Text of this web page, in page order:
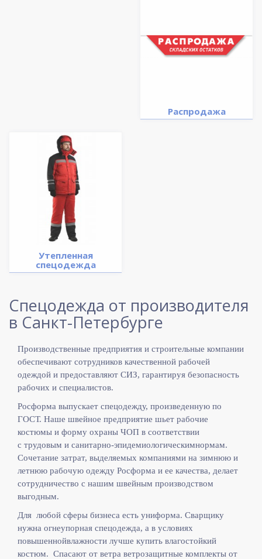
Распродажа
Утепленная
спецодежда
Спецодежда от производителя
в Санкт-Петербурге
Производственные предприятия и строительные компании
обеспечивают сотрудников качественной рабочей
одеждой и предоставляют СИЗ, гарантируя безопасность
рабочих и специалистов.
Росформа выпускает спецодежду, произведенную по
ГОСТ. Наше швейное предприятие шьет рабочие
костюмы и форму охраны ЧОП в соответствии
с трудовым и санитарно-эпидемиологическимнормам.
Сочетание затрат, выделяемых компаниями на зимнюю и
летнюю рабочую одежду Росформа и ее качества, делает
сотрудничество с нашим швейным производством
выгодным.
Для любой сферы бизнеса есть униформа. Сварщику
нужна огнеупорная спецодежда, а в условиях
повышеннойвлажности лучше купить влагостойкий
костюм. Спасают от ветра ветрозащитные комплекты от